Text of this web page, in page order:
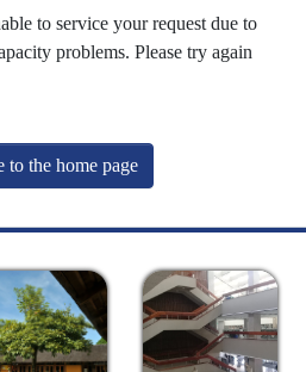
to service your request due to
problems. Please try again
to the home page